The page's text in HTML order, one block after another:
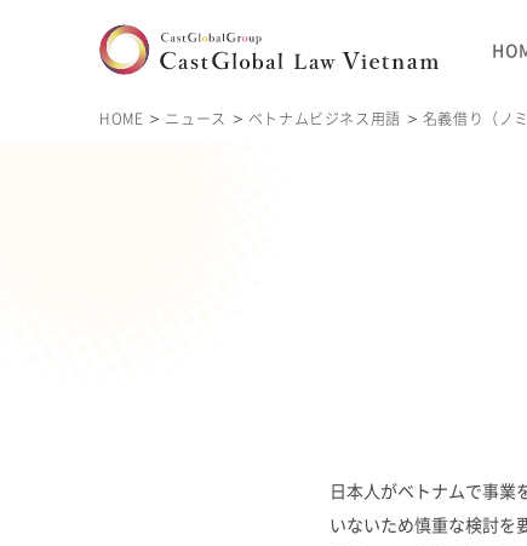
HOME ニュース ベトナムビジネス用語 名義借り（ノミ
日本人がベトナムで事業
いないため慎重な検討を